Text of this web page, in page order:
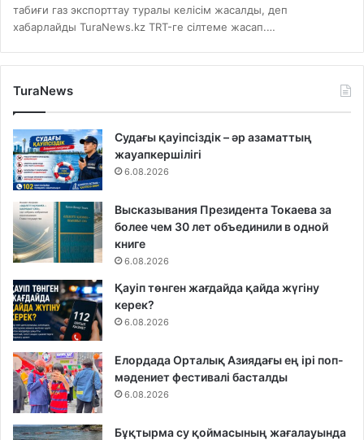
табиғи газ экспорттау туралы келісім жасалды, деп
хабарлайды TuraNews.kz TRT-ге сілтеме жасап.…
TuraNews
Судағы қауіпсіздік – әр азаматтың
жауапкершілігі
6.08.2026
Высказывания Президента Токаева за
более чем 30 лет объединили в одной
книге
6.08.2026
Қауіп төнген жағдайда қайда жүгіну
керек?
6.08.2026
Елордада Орталық Азиядағы ең ірі поп-
мәдениет фестивалі басталды
6.08.2026
Бұқтырма су қоймасының жағалауында